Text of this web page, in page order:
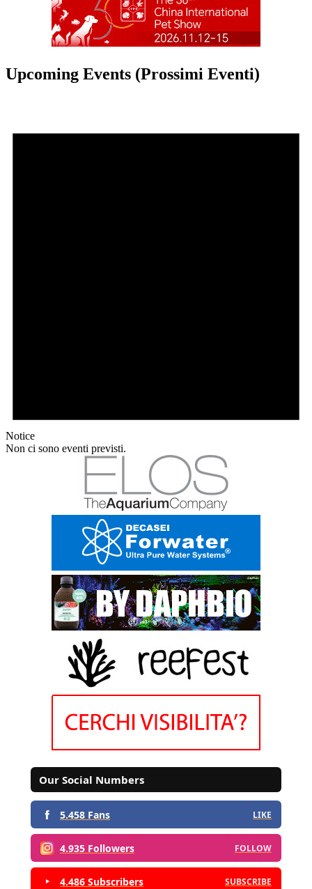
Upcoming Events (Prossimi Eventi)
Notice
Non ci sono eventi previsti.
Our Social Numbers
5.458 Fans LIKE
4.935 Followers FOLLOW
4.486 Subscribers SUBSCRIBE